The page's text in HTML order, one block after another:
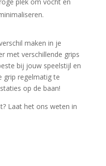
maken in je
met verschillende grips
bij jouw speelstijl en
grip regelmatig te
op de baan!
Laat het ons weten in